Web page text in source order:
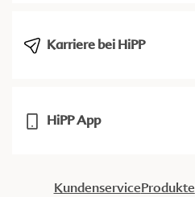
Karriere bei HiPP
HiPP App
KundenserviceProdukte